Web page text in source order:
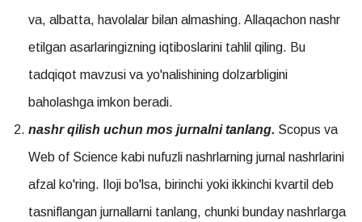
va, albatta, havolalar bilan almashing. Allaqachon nashr
etilgan asarlaringizning iqtiboslarini tahlil qiling. Bu
tadqiqot mavzusi va yo'nalishining dolzarbligini
baholashga imkon beradi.
nashr qilish uchun mos jurnalni tanlang. Scopus va
Web of Science kabi nufuzli nashrlarning jurnal nashrlarini
afzal ko'ring. Iloji bo'lsa, birinchi yoki ikkinchi kvartil deb
tasniflangan jurnallarni tanlang, chunki bunday nashrlarga